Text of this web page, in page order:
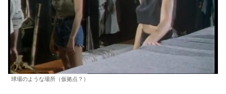
球場のような場所（仮拠点？）